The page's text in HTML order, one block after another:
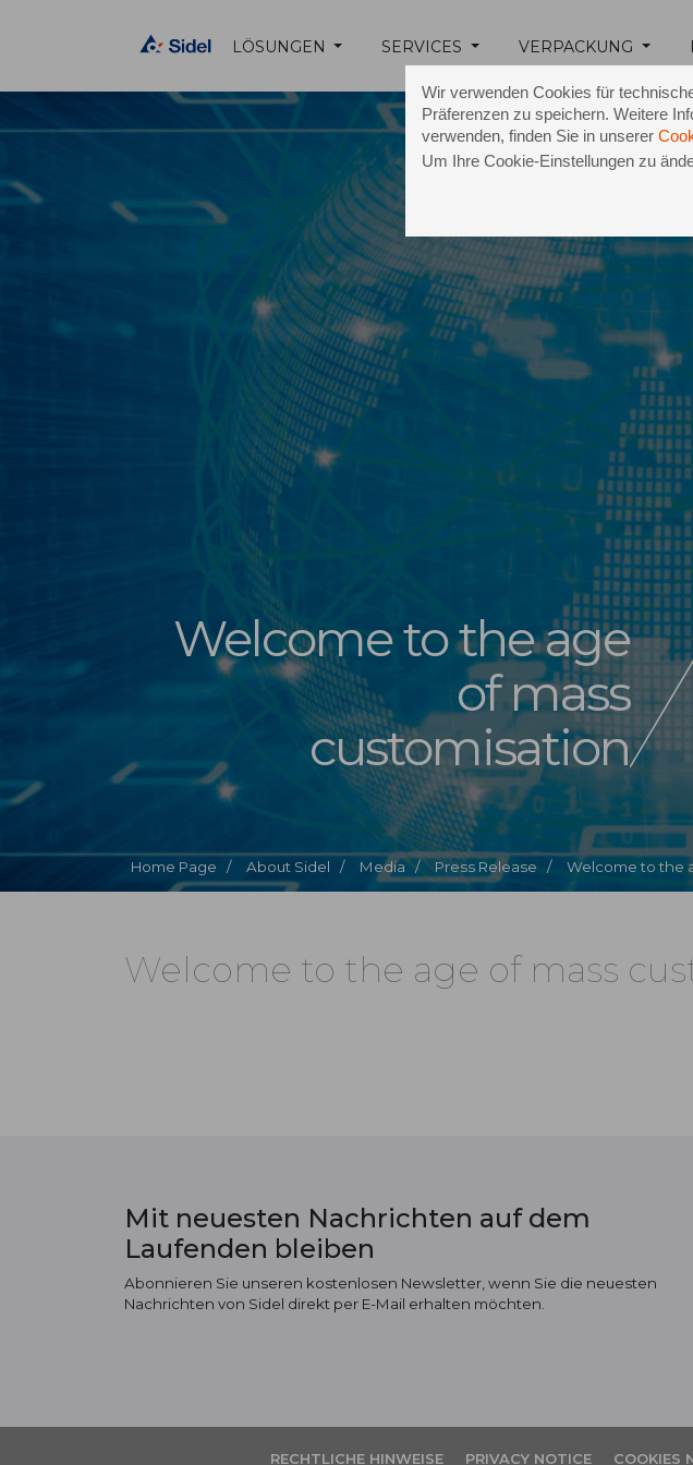
Wir verwenden Cookies für
Präferenzen zu speichern. Weitere
verwenden, finden Sie in unserer
Um Ihre Cookie-Einstellungen zu
LÖSUNGEN SERVICES VERPACKUNG
Home Page / About Sidel / Media / Press Release / Welcome to the
Welcome to the age
of mass
customisation
Welcome to the age of mass
Mit neuesten Nachrichten auf dem
Laufenden bleiben
Abonnieren Sie unseren kostenlosen Newsletter, wenn Sie die neuesten
Nachrichten von Sidel direkt per E-Mail erhalten möchten.
RECHTLICHE HINWEISE PRIVACY NOTICE COOKIES